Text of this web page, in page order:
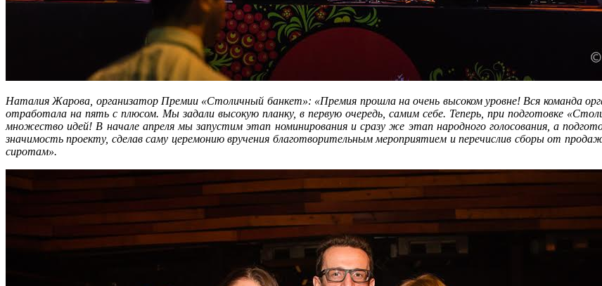
Наталия Жарова, организатор Премии «Столичный банкет»: «Премия прошла на очень высоком уровне! Вся команда
отработала на пять с плюсом. Мы задали высокую планку, в первую очередь, самим себе. Теперь, при подготовке
множество идей! В начале апреля мы запустим этап номинирования и сразу же этап народного голосования, а
значимость проекту, сделав саму церемонию вручения благотворительным мероприятием и перечислив сборы от
сиротам».